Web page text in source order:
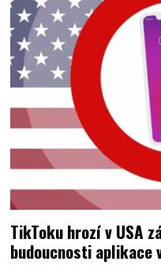
TikToku hrozí v USA
budoucnosti aplikace